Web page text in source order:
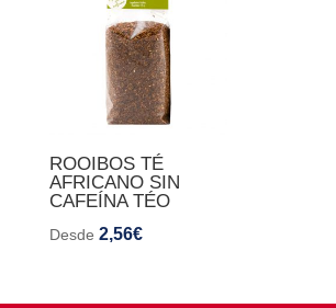
ROOIBOS TÉ
AFRICANO SIN
CAFEÍNA TÉO
Desde 2,56€